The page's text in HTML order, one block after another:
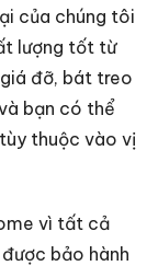
của chúng tôi
lượng tốt từ
đỡ, bát treo
bạn có thể
thuộc vào vị
vì tất cả
bảo hành